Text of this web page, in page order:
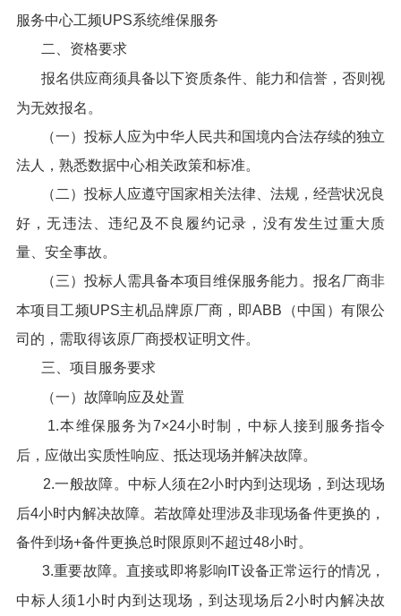
服务中心工频UPS系统维保服务
二、资格要求
报名供应商须具备以下资质条件、能力和信誉，否则视
为无效报名。
（一）投标人应为中华人民共和国境内合法存续的独立
法人，熟悉数据中心相关政策和标准。
（二）投标人应遵守国家相关法律、法规，经营状况良
好，无违法、违纪及不良履约记录，没有发生过重大质
量、安全事故。
（三）投标人需具备本项目维保服务能力。报名厂商非
本项目工频UPS主机品牌原厂商，即ABB（中国）有限公
司的，需取得该原厂商授权证明文件。
三、项目服务要求
（一）故障响应及处置
1.本维保服务为7×24小时制，中标人接到服务指令
后，应做出实质性响应、抵达现场并解决故障。
2.一般故障。中标人须在2小时内到达现场，到达现场
后4小时内解决故障。若故障处理涉及非现场备件更换的，
备件到场+备件更换总时限原则不超过48小时。
3.重要故障。直接或即将影响IT设备正常运行的情况，
中标人须1小时内到达现场，到达现场后2小时内解决故